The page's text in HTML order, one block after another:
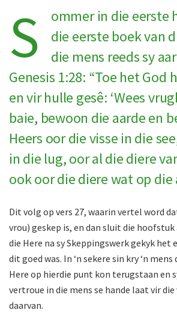
S
ommer in die eerste
die eerste boek van
die mens reeds sy
Genesis 1:28: “Toe het God
en vir hulle gesê: ‘Wees
baie, bewoon die aarde en
Heers oor die visse in die
in die lug, oor al die diere
ook oor die diere wat op die
Dit volg op vers 27, waarin vertel word
vrou) geskep is, en dan sluit die hoofstuk
die Here na sy Skeppingswerk gekyk het
dit goed was. In ‘n sekere sin kry ‘n
Here op hierdie punt kon terugstaan en
vertroue in die mens se hande laat vir
daarvan.